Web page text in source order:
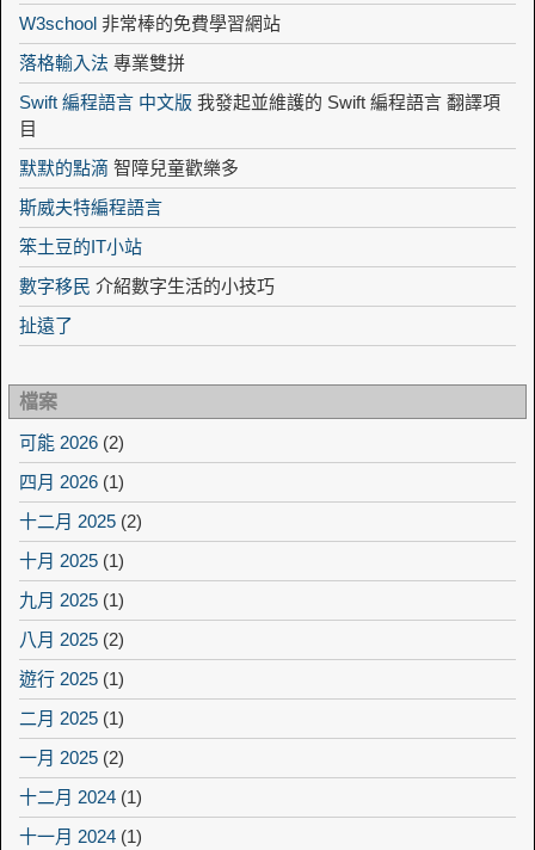
W3school 非常棒的免費學習網站
落格輸入法 專業雙拼
Swift 編程語言 中文版 我發起並維護的 Swift 編程語言 翻譯項
目
默默的點滴 智障兒童歡樂多
斯威夫特編程語言
笨土豆的IT小站
數字移民 介紹數字生活的小技巧
扯遠了
檔案
可能 2026 (2)
四月 2026 (1)
十二月 2025 (2)
十月 2025 (1)
九月 2025 (1)
八月 2025 (2)
遊行 2025 (1)
二月 2025 (1)
一月 2025 (2)
十二月 2024 (1)
十一月 2024 (1)